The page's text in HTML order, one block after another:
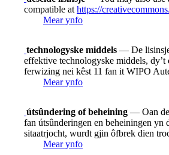
compatible at https://
Mear ynfo
technologyske middels — De lisinsje
effektive technologyske middels, dy’t
ferwizing nei kêst 11 fan it WIPO
Mear ynfo
útsûndering of beheining — Oan de
fan útsûnderingen en beheiningen yn
sitaatrjocht, wurdt gjin ôfbrek dien
Mear ynfo